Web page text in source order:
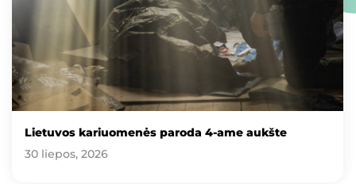
Lietuvos kariuomenės paroda 4-ame aukšte
30 liepos, 2026